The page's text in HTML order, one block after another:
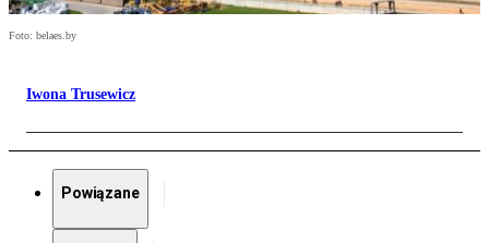
Foto: belaes.by
Iwona Trusewicz
Powiązane